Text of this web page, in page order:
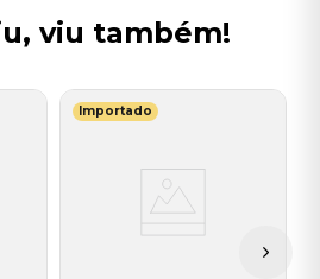
viu também!
Importado